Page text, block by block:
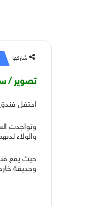
شاركها
تصوير /
احتفل فندق المشرق بوتيك
وتواجدت
والولاء
حيث يقع
وحديقة